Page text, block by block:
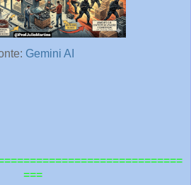
Gemini AI
===